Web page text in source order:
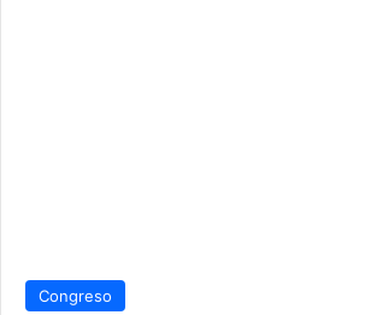
Congreso